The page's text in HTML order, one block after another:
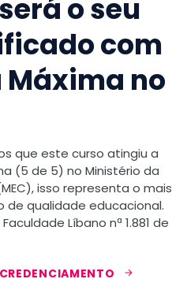
o seu
com
Máxima no
que este curso atingiu a
(5 de 5) no Ministério da
isso representa o mais
de qualidade educacional.
Líbano nª 1.881 de